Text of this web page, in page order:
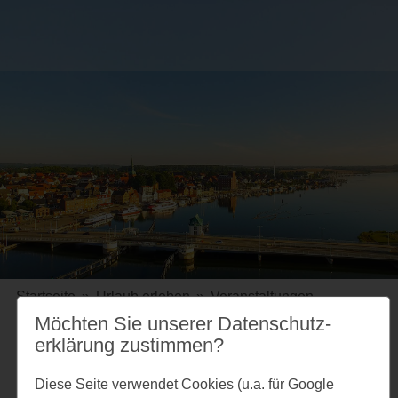
Startseite » Urlaub erleben » Veranstaltungen
Merkzettel
Möchten Sie unserer Datenschutz­
erklärung zustimmen?
Diese Seite verwendet Cookies (u.a. für Google